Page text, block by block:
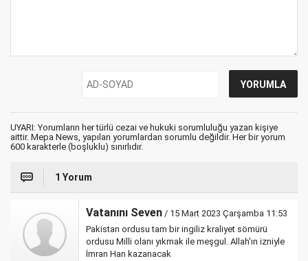
UYARI: Yorumların her türlü cezai ve hukuki sorumluluğu yazan kişiye
aittir. Mepa News, yapılan yorumlardan sorumlu değildir. Her bir yorum
600 karakterle (boşluklu) sınırlıdır.
1 Yorum
Vatanını Seven / 15 Mart 2023 Çarşamba 11:53
Pakistan ordusu tam bir ingiliz kraliyet sömürü
ordusu Milli olanı yıkmak ile meşgul. Allah'ın izniyle
İmran Han kazanacak